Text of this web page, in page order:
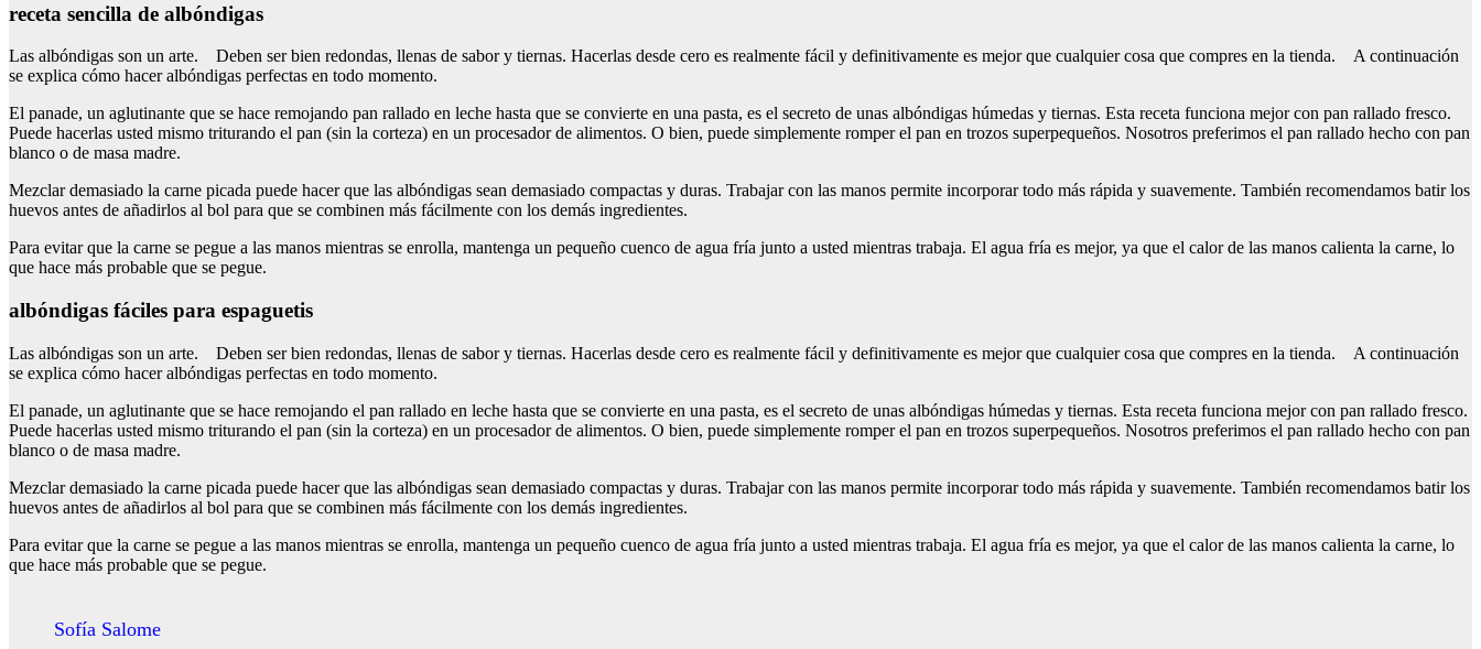
receta sencilla de albóndigas
Las albóndigas son un arte. Deben ser bien redondas, llenas de sabor y tiernas. Hacerlas desde cero es realmente fácil y definitivamente es mejor que cualquier cosa que compres en la tienda. A continuación
se explica cómo hacer albóndigas perfectas en todo momento.
El panade, un aglutinante que se hace remojando pan rallado en leche hasta que se convierte en una pasta, es el secreto de unas albóndigas húmedas y tiernas. Esta receta funciona mejor con pan rallado fresco.
Puede hacerlas usted mismo triturando el pan (sin la corteza) en un procesador de alimentos. O bien, puede simplemente romper el pan en trozos superpequeños. Nosotros preferimos el pan rallado hecho con pan
blanco o de masa madre.
Mezclar demasiado la carne picada puede hacer que las albóndigas sean demasiado compactas y duras. Trabajar con las manos permite incorporar todo más rápida y suavemente. También recomendamos batir los
huevos antes de añadirlos al bol para que se combinen más fácilmente con los demás ingredientes.
Para evitar que la carne se pegue a las manos mientras se enrolla, mantenga un pequeño cuenco de agua fría junto a usted mientras trabaja. El agua fría es mejor, ya que el calor de las manos calienta la carne, lo
que hace más probable que se pegue.
albóndigas fáciles para espaguetis
Las albóndigas son un arte. Deben ser bien redondas, llenas de sabor y tiernas. Hacerlas desde cero es realmente fácil y definitivamente es mejor que cualquier cosa que compres en la tienda. A continuación
se explica cómo hacer albóndigas perfectas en todo momento.
El panade, un aglutinante que se hace remojando el pan rallado en leche hasta que se convierte en una pasta, es el secreto de unas albóndigas húmedas y tiernas. Esta receta funciona mejor con pan rallado fresco.
Puede hacerlas usted mismo triturando el pan (sin la corteza) en un procesador de alimentos. O bien, puede simplemente romper el pan en trozos superpequeños. Nosotros preferimos el pan rallado hecho con pan
blanco o de masa madre.
Mezclar demasiado la carne picada puede hacer que las albóndigas sean demasiado compactas y duras. Trabajar con las manos permite incorporar todo más rápida y suavemente. También recomendamos batir los
huevos antes de añadirlos al bol para que se combinen más fácilmente con los demás ingredientes.
Para evitar que la carne se pegue a las manos mientras se enrolla, mantenga un pequeño cuenco de agua fría junto a usted mientras trabaja. El agua fría es mejor, ya que el calor de las manos calienta la carne, lo
que hace más probable que se pegue.
Sofía Salome